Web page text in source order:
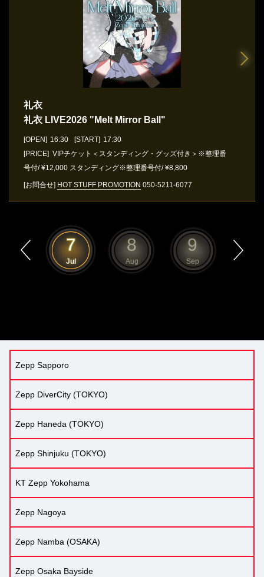
礼衣
礼衣 LIVE2026 "Melt Mirror Ball"
[OPEN] 16:30 [START] 17:30
[PRICE] VIPチケット＜スタンディング・グッズ付き＞※整理番
号付/ ¥12,000 スタンディング※整理番号付/ ¥8,800
[お問合せ] HOT STUFF PROMOTION 050-5211-6077
7
Jul
8
Aug
9
Sep
Zepp Sapporo
Zepp DiverCity (TOKYO)
Zepp Haneda (TOKYO)
Zepp Shinjuku (TOKYO)
KT Zepp Yokohama
Zepp Nagoya
Zepp Namba (OSAKA)
Zepp Osaka Bayside